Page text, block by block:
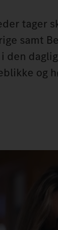
tager
samt
den
og